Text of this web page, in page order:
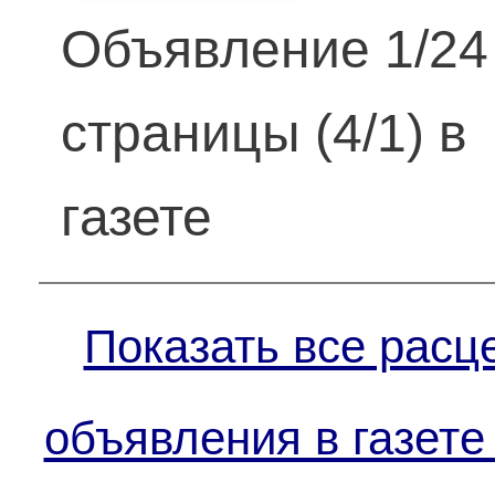
Объявление 1/24
страницы (4/1) в
газете
Показать все
объявления в